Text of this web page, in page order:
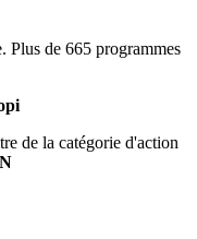
Plus de 665 programmes
de la catégorie d'action